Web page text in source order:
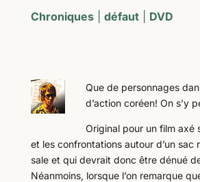
Chroniques| défaut| DVD
Que de personnages
d’action coréen! On s’y
Original pour un film axé
et les confrontations autour d’un sac
sale et qui devrait donc être dénué
Néanmoins, lorsque l’on remarque